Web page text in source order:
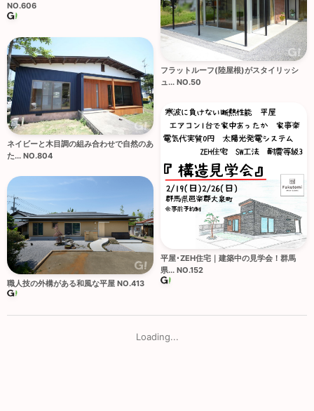
NO.606
フラットルーフ(陸屋根)がスタイリッシ
ュ... NO.50
ネイビーと木目調の組み合わせで自然のあ
た... NO.804
平屋･ZEH住宅｜建築中の見学会！群馬
県... NO.152
職人技の外構がある和風な平屋 NO.413
Loading...